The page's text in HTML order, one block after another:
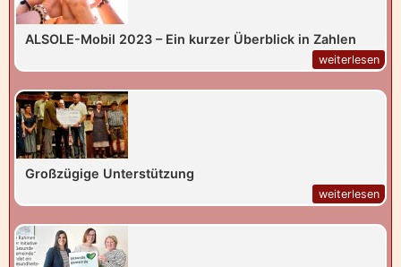
ALSOLE-Mobil 2023 – Ein kurzer Überblick in Zahlen
weiterlesen
Großzügige Unterstützung
weiterlesen